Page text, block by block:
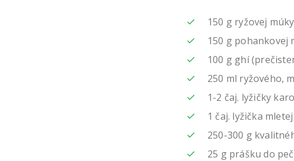
150 g ryžovej múky
150 g pohankovej
100 g ghí
250 ml ryžového,
1-2 čaj. lyžičky
1 čaj. lyžička
250-300 g
25 g prášku do